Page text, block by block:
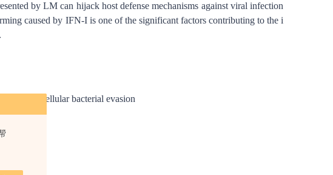
by LM can hijack host defense mechanisms against viral infection
caused by IFN-I is one of the significant factors contributing to the i
intracellular bacterial evasion